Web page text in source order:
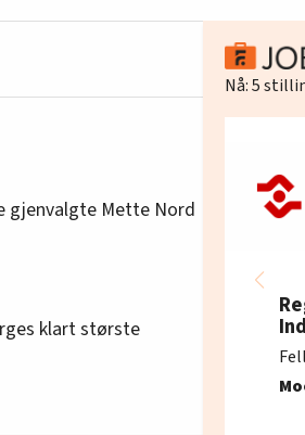
gjenvalgte Mette Nord
klart største
Nå:5